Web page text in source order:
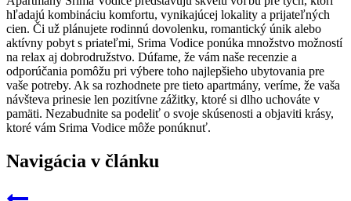
hľadajú kombináciu komfortu, vynikajúcej lokality a prijateľných
cien. Či už plánujete rodinnú dovolenku, romantický únik alebo
aktívny pobyt s priateľmi, Srima Vodice ponúka množstvo možností
na relax aj dobrodružstvo. Dúfame, že vám naše recenzie a
odporúčania pomôžu pri výbere toho najlepšieho ubytovania pre
vaše potreby. Ak sa rozhodnete pre tieto apartmány, veríme, že vaša
návšteva prinesie len pozitívne zážitky, ktoré si dlho uchováte v
pamäti. Nezabudnite sa podeliť o svoje skúsenosti a objaviti krásy,
ktoré vám Srima Vodice môže ponúknuť.
Navigácia v článku